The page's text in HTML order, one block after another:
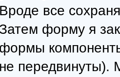
Вроде все
Затем форму я
формы
не передвинуты).